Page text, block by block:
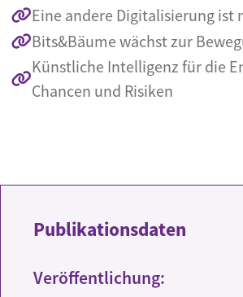
Eine andere Digitalisierung ist
Bits&Bäume wächst zur
Künstliche Intelligenz für die
Chancen und Risiken
Publikationsdaten
Veröffentlichung: